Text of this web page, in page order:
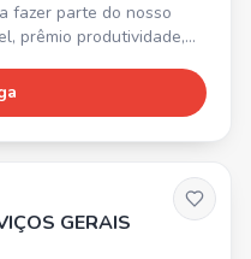
prêmio produtividade,
vida, vale transporte.
experiência na
GERAIS